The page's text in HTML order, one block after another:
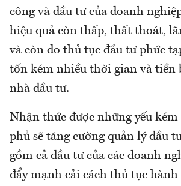
công và đầu tư của doanh
hiệu quả còn thấp, thất thoát,
và còn do thủ tục đầu tư phức
tốn kém nhiều thời gian và tiền
nhà đầu tư.
Nhận thức được những yếu
phủ sẽ tăng cường quản lý đầu
gồm cả đầu tư của các doanh
đẩy mạnh cải cách thủ tục